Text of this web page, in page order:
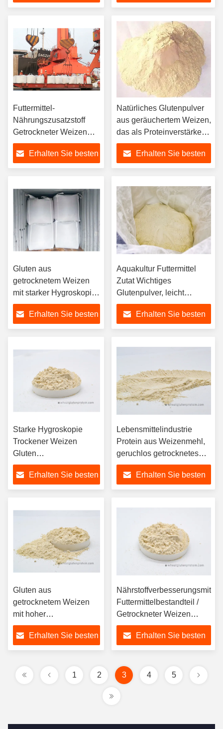
Futtermittel-
Nährungszusatzstoff
Getrockneter Weizen
Glutenpulver, für
Aquakulturfuttermittel
Erhalten Sie besten
Natürliches Glutenpulver
aus geräuchertem Weizen,
das als Proteinverstärker
in Aquakulturfutter
verwendet wird
Erhalten Sie besten
Gluten aus
getrocknetem Weizen
mit starker Hygroskopie
für Futtermittel ISO /
HACCP-Zulassung
Erhalten Sie besten
Aquakultur Futtermittel
Zutat Wichtiges
Glutenpulver, leicht
gelblich
Erhalten Sie besten
Starke Hygroskopie
Trockener Weizen
Gluten
Futtermittelzusatzstoff
Haltbarkeit 2 Jahre
Erhalten Sie besten
Lebensmittelindustrie
Protein aus Weizenmehl,
geruchlos getrocknetes
Weizengluten
Erhalten Sie besten
Gluten aus
getrocknetem Weizen
mit hoher
Viskoelastizität für die
Futtermittelherstellung
Erhalten Sie besten
Nährstoffverbesserungsmittel
Futtermittelbestandteil /
Getrockneter Weizen
Gluten 1000 kg Große
BeutelErhalten Sie besten
1 2 3 4 5